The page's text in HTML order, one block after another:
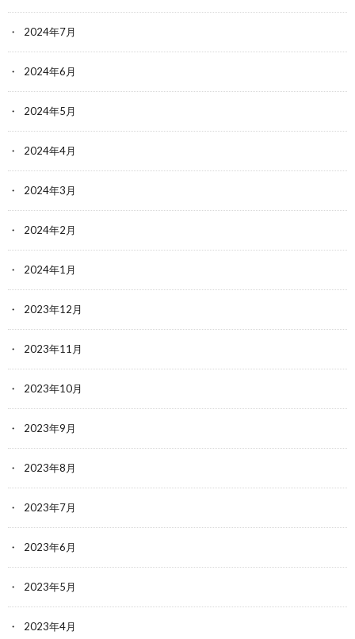
2024年7月
2024年6月
2024年5月
2024年4月
2024年3月
2024年2月
2024年1月
2023年12月
2023年11月
2023年10月
2023年9月
2023年8月
2023年7月
2023年6月
2023年5月
2023年4月